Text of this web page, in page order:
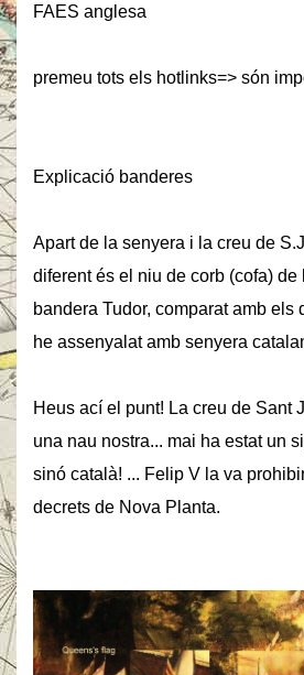
FAES anglesa
premeu tots els hotlinks=> són
Explicació banderes
Apart de la senyera i la creu de
diferent és el niu de corb (cofa) de
bandera Tudor, comparat amb els
he assenyalat amb senyera
Heus ací el punt! La creu de Sant
una nau nostra... mai ha estat un
sinó català! ... Felip V la va
decrets de Nova Planta.